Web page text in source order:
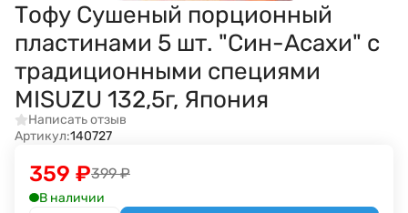
Тофу Сушеный порционный
пластинами 5 шт. "Син-Асахи" с
традиционными специями
MISUZU 132,5г, Япония
Написать отзыв
Артикул:140727
399 ₽
359 ₽
В наличии